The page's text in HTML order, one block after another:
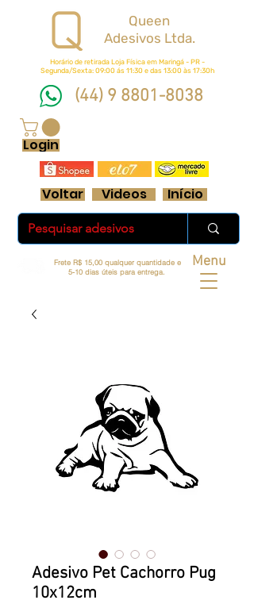
Horário de retirada Loja Física em Maringá - PR -
Segunda/Sexta: 09:00 ás 11:30 e das 13:00 às 17:30h
(44) 9 8801-8038
Início
Menu
Frete R$ 15,00 qualquer quantidade e
5-10 dias úteis para entrega.
Login
Voltar Videos
Queen
Adesivos Ltda.
Adesivo Pet Cachorro Pug
10x12cm